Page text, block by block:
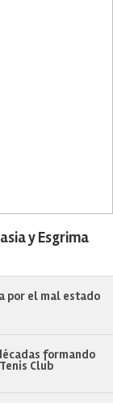
y Esgrima
por el mal estado
formando
Club